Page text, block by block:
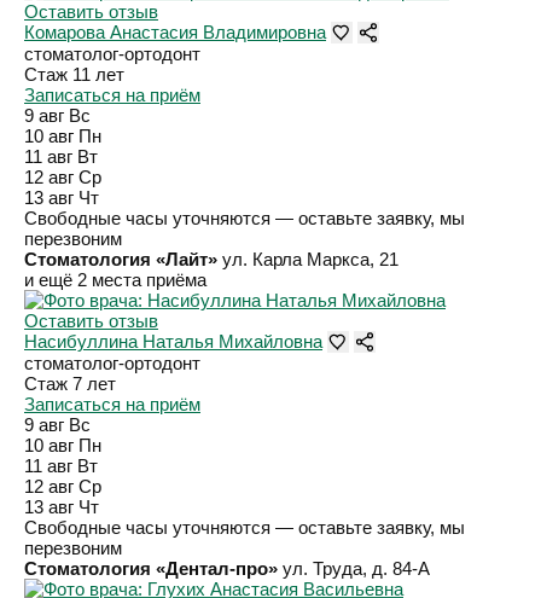
Оставить отзыв
Комарова Анастасия Владимировна
стоматолог-ортодонт
Стаж 11 лет
Записаться на приём
9 авг Вс
10 авг Пн
11 авг Вт
12 авг Ср
13 авг Чт
Свободные часы уточняются — оставьте заявку, мы
перезвоним
Стоматология «Лайт» ул. Карла Маркса, 21
и ещё 2 места приёма
Оставить отзыв
Насибуллина Наталья Михайловна
стоматолог-ортодонт
Стаж 7 лет
Записаться на приём
9 авг Вс
10 авг Пн
11 авг Вт
12 авг Ср
13 авг Чт
Свободные часы уточняются — оставьте заявку, мы
перезвоним
Стоматология «Дентал-про» ул. Труда, д. 84-А